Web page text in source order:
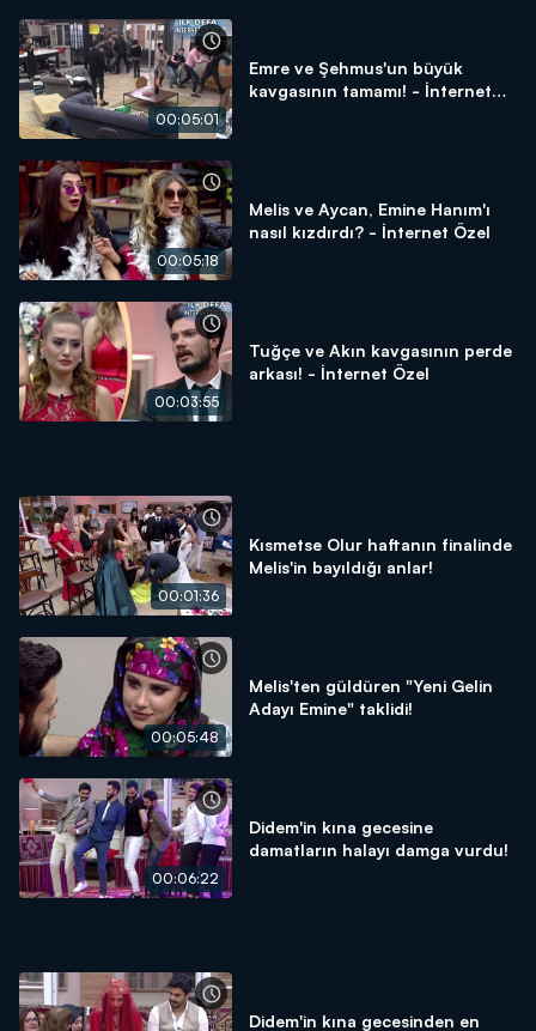
00:05:01
Emre ve Şehmus'un büyük
kavgasının tamamı! - İnternet
00:05:18
Melis ve Aycan, Emine Hanım'ı
nasıl kızdırdı? - İnternet Özel
00:03:55
Tuğçe ve Akın kavgasının perde
arkası! - İnternet Özel
00:01:36
Kısmetse Olur haftanın finalinde
Melis'in bayıldığı anlar!
00:05:48
Melis'ten güldüren "Yeni Gelin
Adayı Emine" taklidi!
00:06:22
Didem'in kına gecesine
damatların halayı damga vurdu!
Didem'in kına gecesinden en